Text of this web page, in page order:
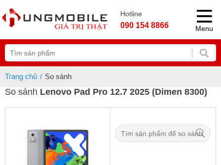
Hotline
090 154 8866 Menu
Trang chủ So sánh
So sánh Lenovo Pad Pro 12.7 2025 (Dimen 8300)